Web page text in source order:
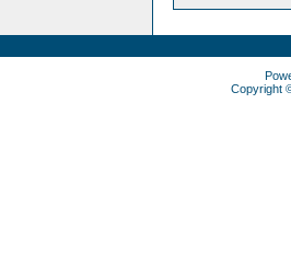
Copyright